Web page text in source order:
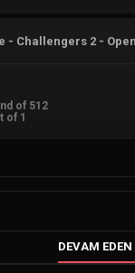
- Challengers 2 -
of 512
of 1
DEVAM